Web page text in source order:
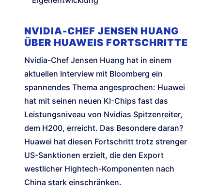
NVIDIA-CHEF JENSEN HUANG
ÜBER HUAWEIS FORTSCHRITTE
Nvidia-Chef Jensen Huang hat in einem
aktuellen Interview mit Bloomberg ein
spannendes Thema angesprochen: Huawei
hat mit seinen neuen KI-Chips fast das
Leistungsniveau von Nvidias Spitzenreiter,
dem H200, erreicht. Das Besondere daran?
Huawei hat diesen Fortschritt trotz strenger
US-Sanktionen erzielt, die den Export
westlicher Hightech-Komponenten nach
China stark einschränken.